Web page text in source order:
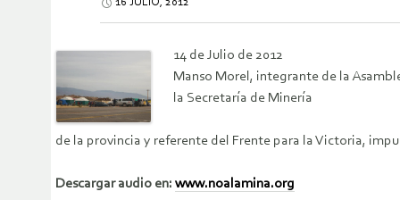
16 JULIO, 2012
14 de Julio de 2012
Manso Morel, integrante de la
la Secretaría de Minería
de la provincia y referente del Frente para la Victoria,
Descargar audio en: www.noalamina.org